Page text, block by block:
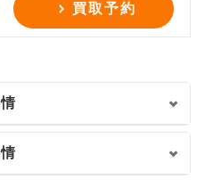
買取予約